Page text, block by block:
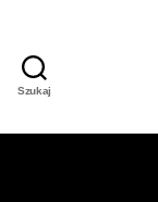
Szukaj